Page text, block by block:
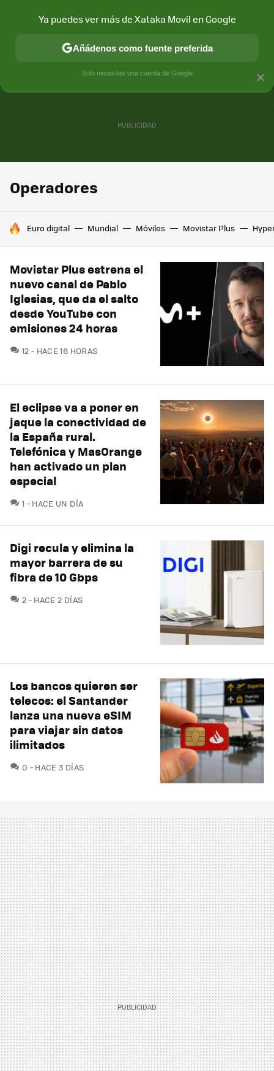
MÓVIL Y SOCIEDAD APLICACIONES
Operadores
HOY SE HABLA DE
Euro digital Mundial Móviles Movistar Plus
Movistar Plus estrena el
nuevo canal de Pablo
Iglesias, que da el salto
desde YouTube con
emisiones 24 horas
12 COMENTARIOS
HACE 16 HORAS
El eclipse va a poner en
jaque la conectividad de
la España rural.
Telefónica y MasOrange
han activado un plan
especial
1 COMENTARIOS
HACE UN DÍA
Digi recula y elimina la
mayor barrera de su
fibra de 10 Gbps
2 COMENTARIOS
HACE 2 DÍAS
Los bancos quieren ser
telecos: el Santander
lanza una nueva eSIM
para viajar sin datos
ilimitados
0 COMENTARIOS
HACE 3 DÍAS
×
Ya puedes ver más de Xataka Movil en Google
Añádenos como fuente preferida
Solo necesitas una cuenta de Google